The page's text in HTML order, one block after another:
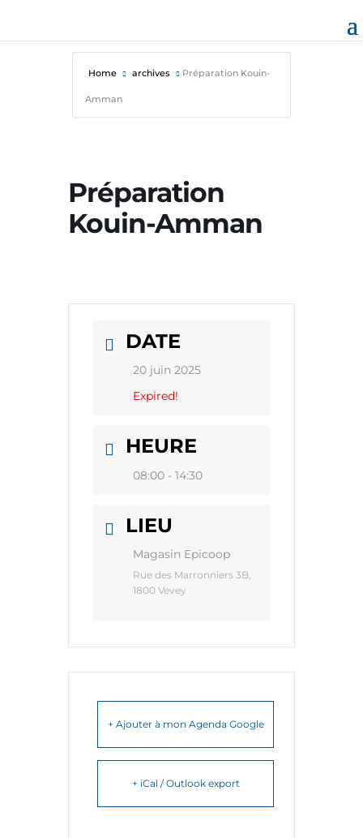
Home archives Préparation Kouin-
Amman
Préparation
Kouin-Amman
DATE
20 juin 2025
Expired!
HEURE
08:00 - 14:30
LIEU
Magasin Epicoop
Rue des Marronniers 3B,
1800 Vevey
+ Ajouter à mon Agenda Google
+ iCal / Outlook export